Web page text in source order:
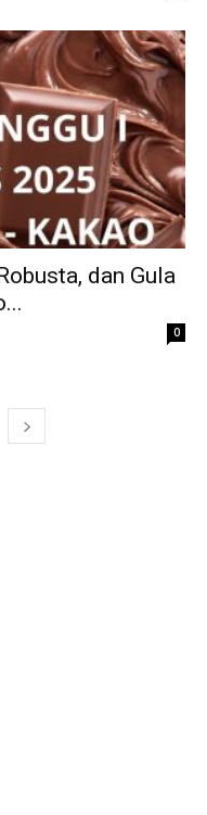
dan Gula
0